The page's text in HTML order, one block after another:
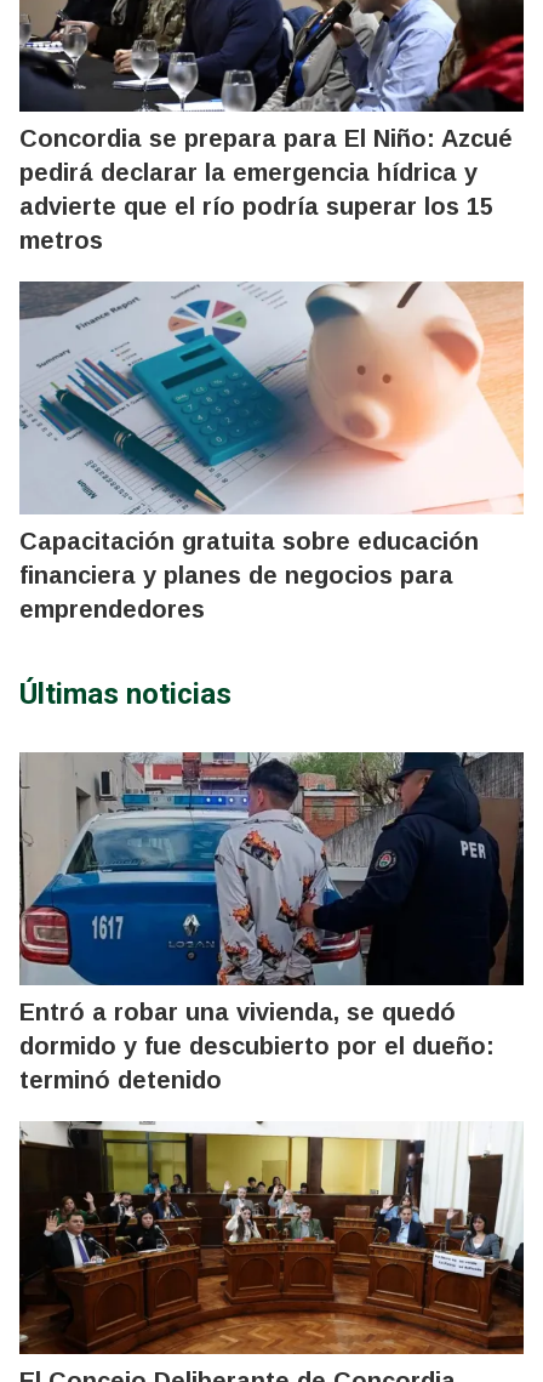
Concordia se prepara para El Niño: Azcué
pedirá declarar la emergencia hídrica y
advierte que el río podría superar los 15
metros
Capacitación gratuita sobre educación
financiera y planes de negocios para
emprendedores
Últimas noticias
Entró a robar una vivienda, se quedó
dormido y fue descubierto por el dueño:
terminó detenido